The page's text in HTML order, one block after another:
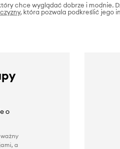
chce wyglądać dobrze i
, która pozwala podkreślić jego
o
a